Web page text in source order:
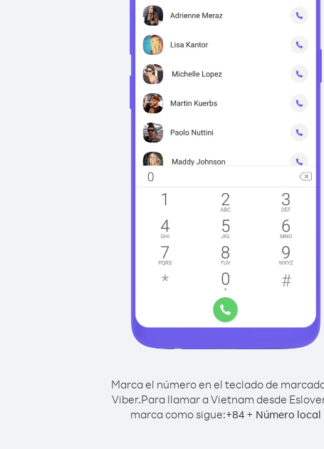
Marca el número en el teclado de
Viber.Para llamar a Vietnam desde
marca como sigue:+84 + Número local